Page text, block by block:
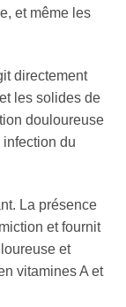
et même les
directement
les solides de
douloureuse
du
La présence
et fournit
et
vitamines A et